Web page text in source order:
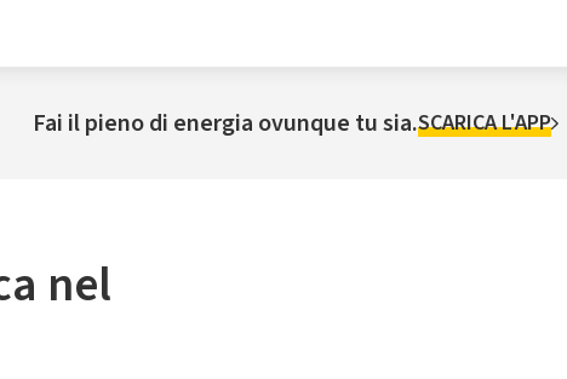
Fai il pieno di energia ovunque tu sia.SCARICA L'APP
nel